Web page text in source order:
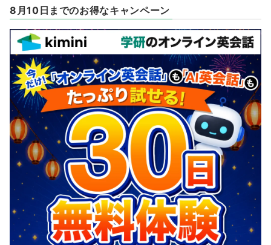
8月10日までのお得なキャンペーン